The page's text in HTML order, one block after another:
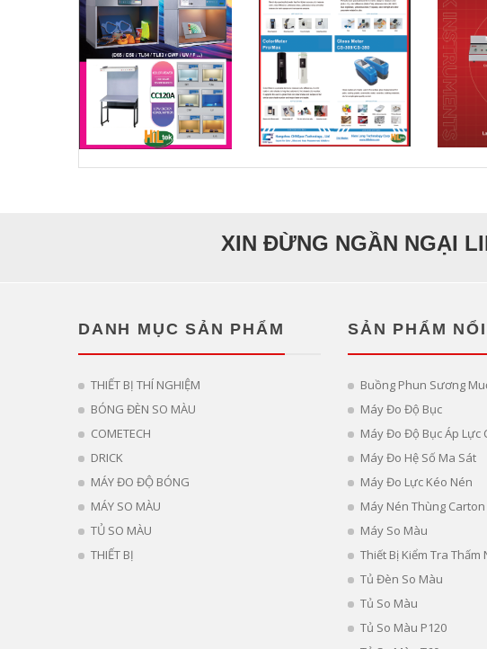
XIN ĐỪNG NGẦN NGẠI
DANH MỤC SẢN PHẨM
THIẾT BỊ THÍ NGHIỆM
BÓNG ĐÈN SO MÀU
COMETECH
DRICK
MÁY ĐO ĐỘ BÓNG
MÁY SO MÀU
TỦ SO MÀU
THIẾT BỊ
SẢN PHẨM
Buồng Phun Sương
Máy Đo Độ Bục
Máy Đo Độ Bục Áp Lực
Máy Đo Hệ Số Ma Sát
Máy Đo Lực Kéo Nén
Máy Nén Thùng Carton
Máy So Màu
Thiết Bị Kiểm Tra Thấm
Tủ Đèn So Màu
Tủ So Màu
Tủ So Màu P120